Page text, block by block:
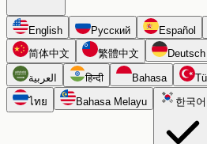
English Русский Español
简体中文
繁體中文 Deutsch
العربية हिन्दी Bahasa
ไทย
Bahasa Melayu 한국어